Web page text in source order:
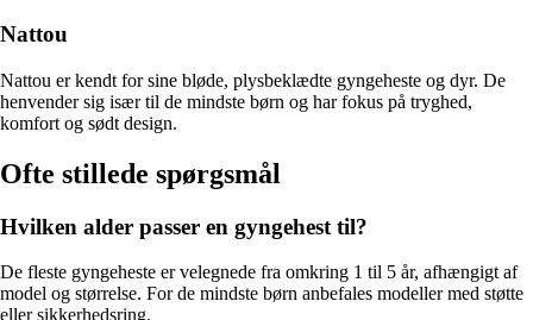
Nattou
Nattou er kendt for sine bløde, plysbeklædte gyngeheste og dyr. De
henvender sig især til de mindste børn og har fokus på tryghed,
komfort og sødt design.
Ofte stillede spørgsmål
Hvilken alder passer en gyngehest til?
De fleste gyngeheste er velegnede fra omkring 1 til 5 år, afhængigt af
model og størrelse. For de mindste børn anbefales modeller med støtte
eller sikkerhedsring.